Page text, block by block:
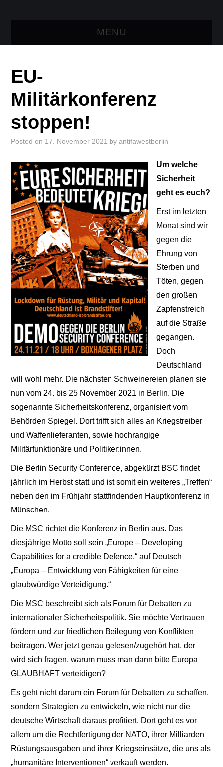
MENU
TRESEN
LINKS
KONTAKT
EU-
Militärkonferenz
stoppen!
Posted on 17. November 2021 byantifawestberlin
Um welche
Sicherheit
geht es euch?
Erst im letzten
Monat sind wir
gegen die
Ehrung von
Sterben und
Töten, gegen
den großen
Zapfenstreich
auf die Straße
gegangen.
Doch
Deutschland
will wohl mehr. Die nächsten Schweinereien planen sie
nun vom 24. bis 25 November 2021 in Berlin. Die
sogenannte Sicherheitskonferenz, organisiert vom
Behörden Spiegel. Dort trifft sich alles an Kriegstreiber
und Waffenlieferanten, sowie hochrangige
Militärfunktionäre und Politiker:innen.
Die Berlin Security Conference, abgekürzt BSC findet
jährlich im Herbst statt und ist somit ein weiteres „Treffen“
neben den im Frühjahr stattfindenden Hauptkonferenz in
Münschen.
Die MSC richtet die Konferenz in Berlin aus. Das
diesjährige Motto soll sein „Europe – Developing
Capabilities for a credible Defence.“ auf Deutsch
„Europa – Entwicklung von Fähigkeiten für eine
glaubwürdige Verteidigung.“
Die MSC beschreibt sich als Forum für Debatten zu
internationaler Sicherheitspolitik. Sie möchte Vertrauen
fördern und zur friedlichen Beilegung von Konflikten
beitragen. Wer jetzt genau gelesen/zugehört hat, der
wird sich fragen, warum muss man dann bitte Europa
GLAUBHAFT verteidigen?
Es geht nicht darum ein Forum für Debatten zu schaffen,
sondern Strategien zu entwickeln, wie nicht nur die
deutsche Wirtschaft daraus profitiert. Dort geht es vor
allem um die Rechtfertigung der NATO, ihrer Milliarden
Rüstungsausgaben und ihrer Kriegseinsätze, die uns als
„humanitäre Interventionen“ verkauft werden.